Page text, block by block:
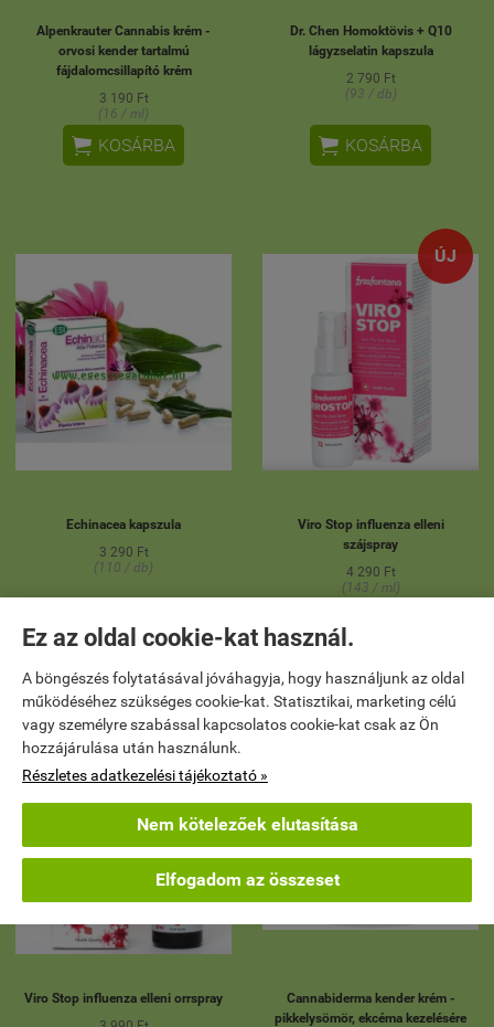
Ez az oldal cookie-kat használ.
A böngészés folytatásával jóváhagyja, hogy használjunk az oldal
működéséhez szükséges cookie-kat. Statisztikai, marketing célú
vagy személyre szabással kapcsolatos cookie-kat csak az Ön
hozzájárulása után használunk.
Részletes adatkezelési tájékoztató »
Nem kötelezőek elutasítása
Elfogadom az összeset
Alpenkrauter Cannabis krém -
orvosi kender tartalmú
fájdalomcsillapító krém
3 190 Ft
(16 / ml)
 KOSÁRBA
Dr. Chen Homoktövis + Q10
lágyzselatin kapszula
2 790 Ft
(93 / db)
 KOSÁRBA
Echinacea kapszula
3 290 Ft
(110 / db)
ÚJ
Viro Stop influenza elleni
szájspray
4 290 Ft
(143 / ml)
ÚJ
Viro Stop influenza elleni orrspray
ÚJ
Cannabiderma kender krém -
pikkelysömör, ekcéma kezelésére